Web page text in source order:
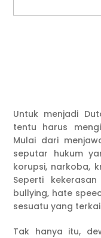
Untuk menjadi
tentu harus
Mulai dari
seputar hukum
korupsi, narkoba,
Seperti
bullying, hate
sesuatu yang
Tak hanya itu,